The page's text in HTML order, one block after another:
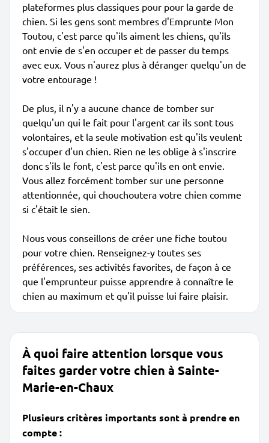
plateformes plus classiques pour pour la garde de
chien. Si les gens sont membres d'Emprunte Mon
Toutou, c'est parce qu'ils aiment les chiens, qu'ils
ont envie de s'en occuper et de passer du temps
avec eux. Vous n'aurez plus à déranger quelqu'un de
votre entourage !
De plus, il n'y a aucune chance de tomber sur
quelqu'un qui le fait pour l'argent car ils sont tous
volontaires, et la seule motivation est qu'ils veulent
s'occuper d'un chien. Rien ne les oblige à s'inscrire
donc s'ils le font, c'est parce qu'ils en ont envie.
Vous allez forcément tomber sur une personne
attentionnée, qui chouchoutera votre chien comme
si c'était le sien.
Nous vous conseillons de créer une fiche toutou
pour votre chien. Renseignez-y toutes ses
préférences, ses activités favorites, de façon à ce
que l'emprunteur puisse apprendre à connaître le
chien au maximum et qu'il puisse lui faire plaisir.
À quoi faire attention lorsque vous
faites garder votre chien à Sainte-
Marie-en-Chaux
Plusieurs critères importants sont à prendre en
compte :